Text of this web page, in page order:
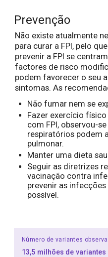
Prevenção
Não existe atualmente
para curar a FPI, pelo
prevenir a FPI se
factores de risco
podem favorecer o seu
sintomas. As
Não fumar nem se
Fazer exercício
com FPI, observou-
respiratórios podem
pulmonar.
Manter uma dieta
Seguir as diretrizes
vacinação contra
prevenir as
possível.
Número de variantes
13,5 milhões de variantes